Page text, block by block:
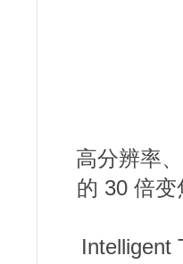
高分辨率
的 30 倍
Intelligent